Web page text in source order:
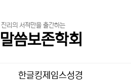
진리의 서적만을 출간하는
말씀보존학회
메인 메뉴
한글킹제임스성경